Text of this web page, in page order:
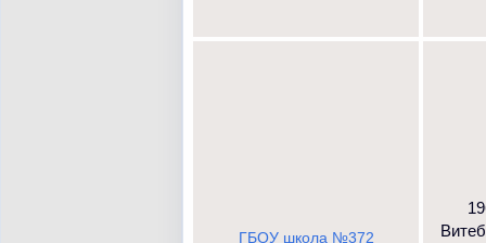
ГБОУ школа №372